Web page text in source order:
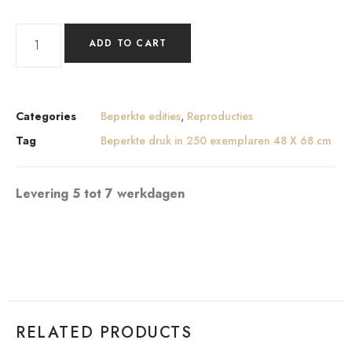
ADD TO CART
Categories Beperkte edities, Reproducties
Tag
Beperkte druk in 250 exemplaren 48 X 68 cm
Levering 5 tot 7 werkdagen
RELATED PRODUCTS